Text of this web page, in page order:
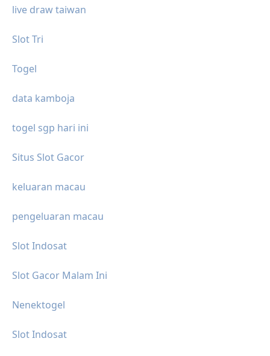
live draw taiwan
Slot Tri
Togel
data kamboja
togel sgp hari ini
Situs Slot Gacor
keluaran macau
pengeluaran macau
Slot Indosat
Slot Gacor Malam Ini
Nenektogel
Slot Indosat